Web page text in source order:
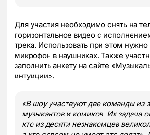
Для участия необходимо снять на
горизонтальное видео с
трека. Использовать при этом нужно
микрофон в наушниках. Также
заполнить анкету на сайте
интуиции».
«В шоу участвуют две команды из
музыкантов и комиков. Их задача
кто из десяти незнакомцев